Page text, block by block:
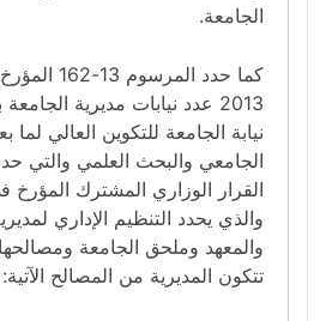
الجامعة.
2013 عدد نيابات مديرية
نيابة الجامعة للتكوين العالي لما
الجامعي والبحث العلمي والتي
والذي يحدد التنظيم الإداري
والمعهد وملحق الجامعة
تتكون المديرية من المصالح الآتية: